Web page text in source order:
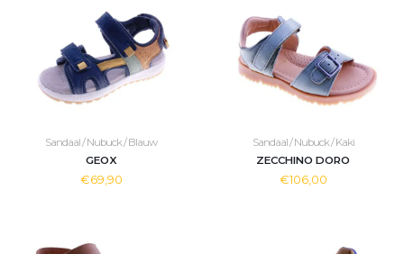
Sandaal / Nubuck / Blauw
GEOX
€69,90
Sandaal / Nubuck / Kaki
ZECCHINO DORO
€106,00